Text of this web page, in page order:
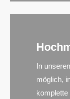
In
möglich,